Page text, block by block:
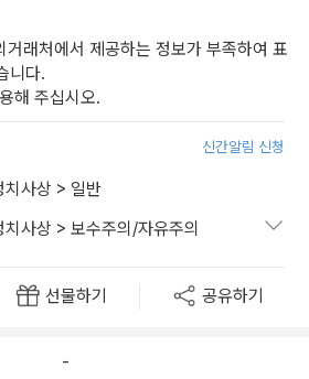
래처에서 제공하는 정보가 부족하여 표
니다.
해 주십시오.
신간알림 신청
치사상 > 일반
치사상 > 보수주의/자유주의
선물하기 공유하기
-